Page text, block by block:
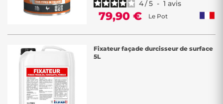
4/5 - 1 avis
79,90 € Le Pot
Fixateur façade durcisseur de surface
5L